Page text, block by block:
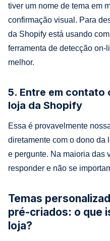
tiver um nome de tema em
confirmação visual. Para
da Shopify está usando
ferramenta de detecção on-
melhor.
5. Entre em
loja da Shopify
Essa é provavelmente
diretamente com o dono da
e pergunte. Na maioria das
responder e não se
Temas
pré-criados: o que
loja?